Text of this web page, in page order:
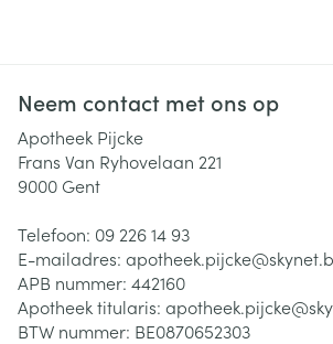
Neem contact met ons op
Apotheek Pijcke
Frans Van Ryhovelaan 221
9000 Gent
Telefoon: 09 226 14 93
E-mailadres: apotheek.pijcke@
APB nummer: 442160
Apotheek titularis:
BTW nummer: BE0870652303